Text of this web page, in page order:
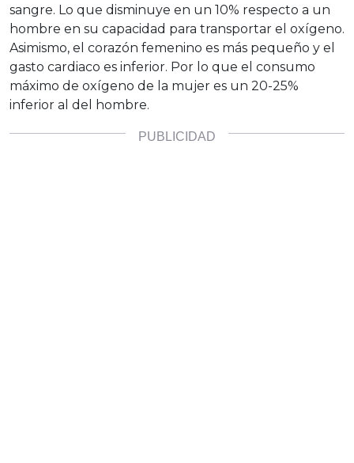
sangre. Lo que disminuye en un 10% respecto a un
hombre en su capacidad para transportar el oxígeno.
Asimismo, el corazón femenino es más pequeño y el
gasto cardiaco es inferior. Por lo que el consumo
máximo de oxígeno de la mujer es un 20-25%
inferior al del hombre.